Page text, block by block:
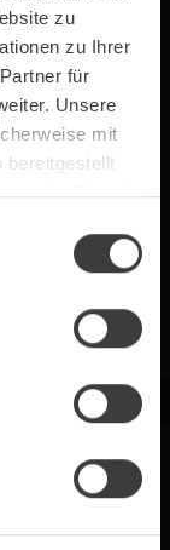
zu
zu Ihrer
für
Unsere
mit
bereitgestellt
der Dienste
Sie
auf
gekühlt